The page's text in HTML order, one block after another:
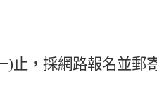
) 止 ， 採網路報名並郵